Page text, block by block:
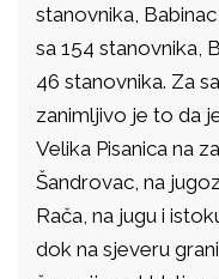
stanovnika,
sa 154 stanovnika,
46 stanovnika. Za
zanimljivo je to da
Velika Pisanica na
Šandrovac, na
Rača, na jugu i
dok na sjeveru